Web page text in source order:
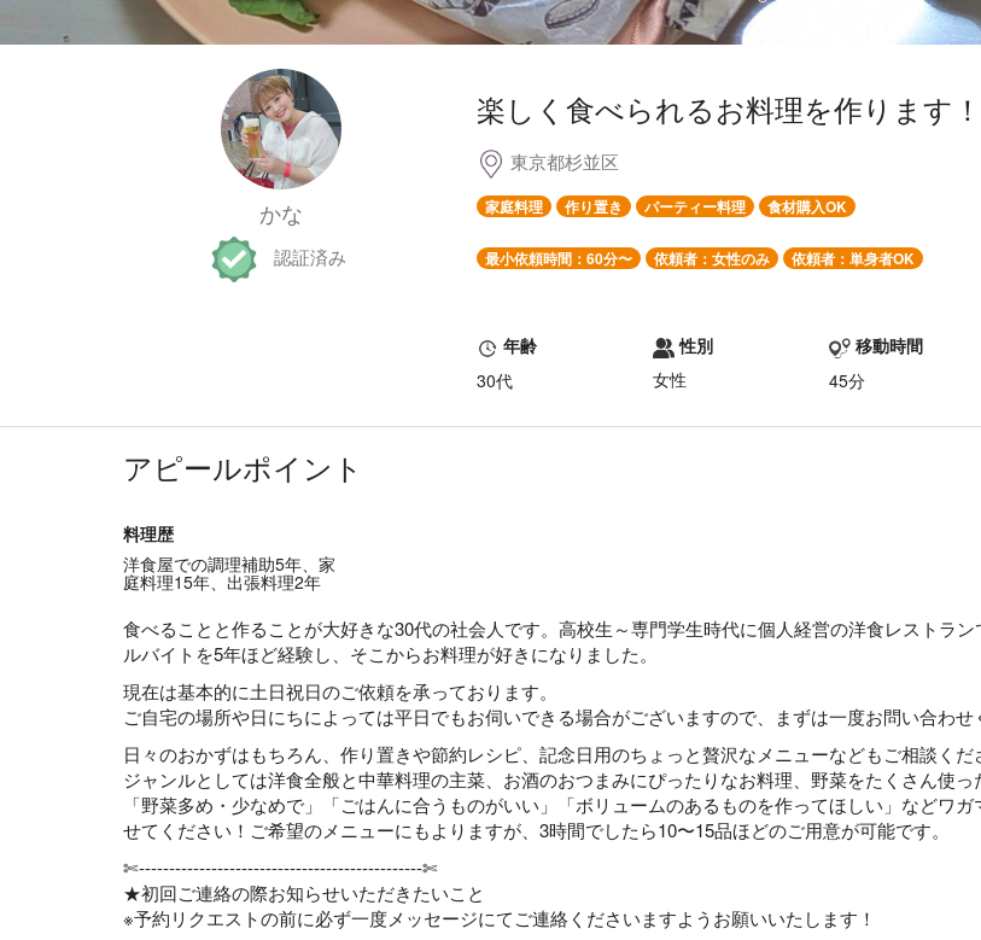
かな
認証済み
楽しく食べられるお料理を作ります！
東京都杉並区
家庭料理 作り置き パーティー料理 食材購入OK
最小依頼時間：60分〜 依頼者：女性のみ 依頼者：単身者OK
年齢
30代
性別
女性
移動時間
45分
アピールポイント
料理歴
洋食屋での調理補助5年、家
庭料理15年、出張料理2年
食べることと作ることが大好きな30代の社会人です。高校生～専門学生時代に個人経営の洋食レストラ
ルバイトを5年ほど経験し、そこからお料理が好きになりました。
現在は基本的に土日祝日のご依頼を承っております。
ご自宅の場所や日にちによっては平日でもお伺いできる場合がございますので、まずは一度お問い合わせ
日々のおかずはもちろん、作り置きや節約レシピ、記念日用のちょっと贅沢なメニューなどもご相談くだ
ジャンルとしては洋食全般と中華料理の主菜、お酒のおつまみにぴったりなお料理、野菜をたくさん使っ
「野菜多め・少なめで」「ごはんに合うものがいい」「ボリュームのあるものを作ってほしい」などワ
せてください！ご希望のメニューにもよりますが、3時間でしたら10〜15品ほどのご用意が可能です。
✄----------------------------------------------‐✄
★初回ご連絡の際お知らせいただきたいこと
※予約リクエストの前に必ず一度メッセージにてご連絡くださいますようお願いいたします！